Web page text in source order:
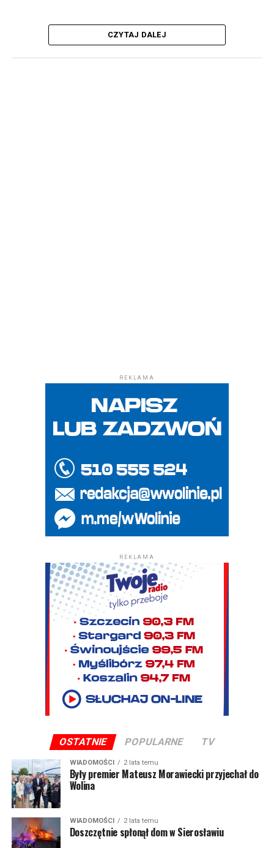
CZYTAJ DALEJ
REKLAMA
REKLAMA
OSTATNIE POPULARNE TV
WIADOMOŚCI 2 lata temu
Były premier Mateusz Morawiecki przyjechał do
Wolina
WIADOMOŚCI 2 lata temu
Doszczętnie spłonął dom w Sierosławiu